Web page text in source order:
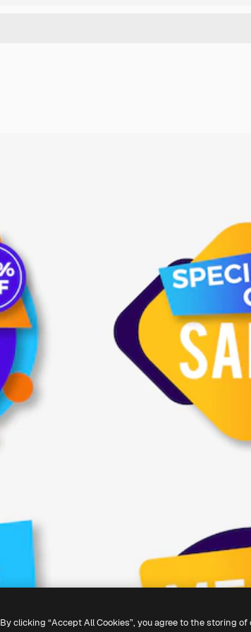
By clicking “Accept All Cookies”, you agree to the storing